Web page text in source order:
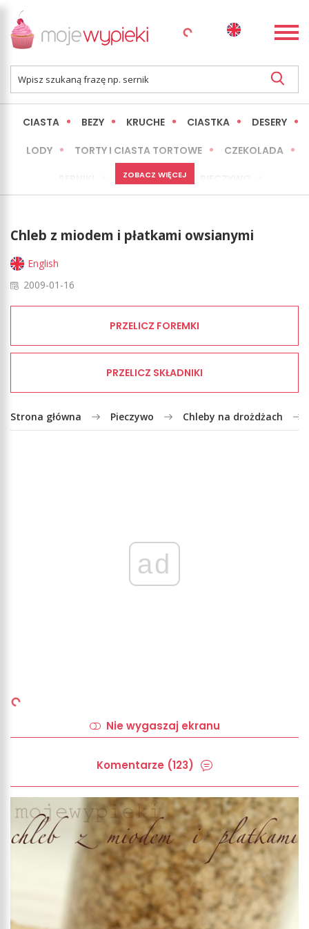
CIASTA BEZY KRUCHE CIASTKA DESERY
LODY TORTY I CIASTA TORTOWE CZEKOLADA
MINI WYPIEKI
LŻEJSZE / ZDROWSZE INNE
ZOBACZ WIĘCEJ
Chleb z miodem i płatkami owsianymi
English
2009-01-16
PRZELICZ FOREMKI
PRZELICZ SKŁADNIKI
Strona główna Pieczywo Chleby na drożdżach
ad
Nie wygaszaj ekranu
Komentarze (123)